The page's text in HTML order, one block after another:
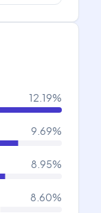
12.19%
9.69%
8.95%
8.60%